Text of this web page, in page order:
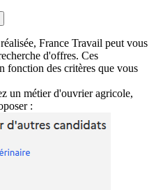
France Travail peut vous
d'offres. Ces
fonction des critères que vous
un métier d'ouvrier agricole,
: